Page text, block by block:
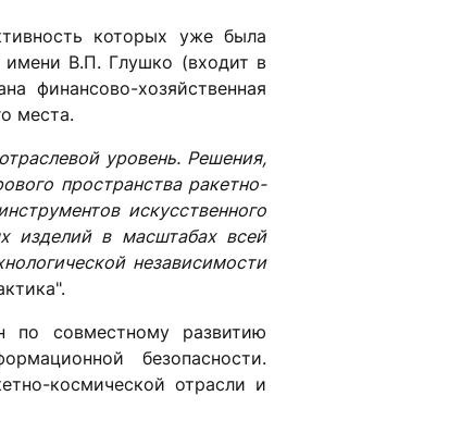
которых уже была
имени В.П. Глушко (входит в
финансово-хозяйственная
места.
уровень. Решения,
пространства ракетно-
искусственного
изделий в масштабах всей
независимости
по совместному развитию
безопасности.
космической отрасли и